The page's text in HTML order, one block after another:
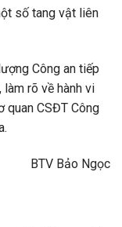
số tang vật liên
Công an tiếp
rõ về hành vi
quan CSĐT Công
BTV Bảo Ngọc